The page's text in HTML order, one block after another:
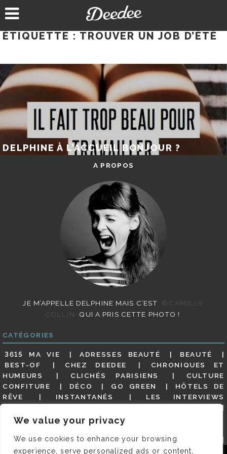
We value your privacy
We use cookies to enhance your browsing
experience, serve personalized ads or content,
au
ÉTIQUETTE : TROUVER UN JOB D’ÉTÉ
DELPHINE À L’ACCUEIL BONJOUR ?
A PROPOS
JE M’APPELLE DELPHINE MAIS C’EST
©CAMILLE
COLLIN
QUI A PRIS CETTE PHOTO !
CATÉGORIES
3615 MA VIE ADRESSES BEAUTÉ
BEAUTÉ
BEST-OF
CHEZ DEEDEE
CHRONIQUES ET
HUMEURS
CLICHÉS PARISIENS
CULTURE
CONFITURE
DÉCO GO GREEN
HÔTELS DE
RÊVE
INSTANTANÉS
LES INTERVIEWS
MES ADRESSES
MODE NON CLASSÉ
GUIDE
PARIS EN PHOTOS
RESTAURANTS
REVUE DE PRESSE DÉTAILLÉE, SIOU PLAIT